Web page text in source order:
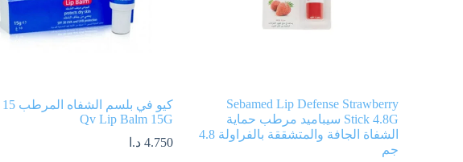
Sebamed Lip Defense Strawberry
Stick 4.8G سيباميد مرطب حماية
الشفاة الجافة والمتشققة بالفراولة 4.8
جم
Qv Lip Balm 15G
4.750 د.ا